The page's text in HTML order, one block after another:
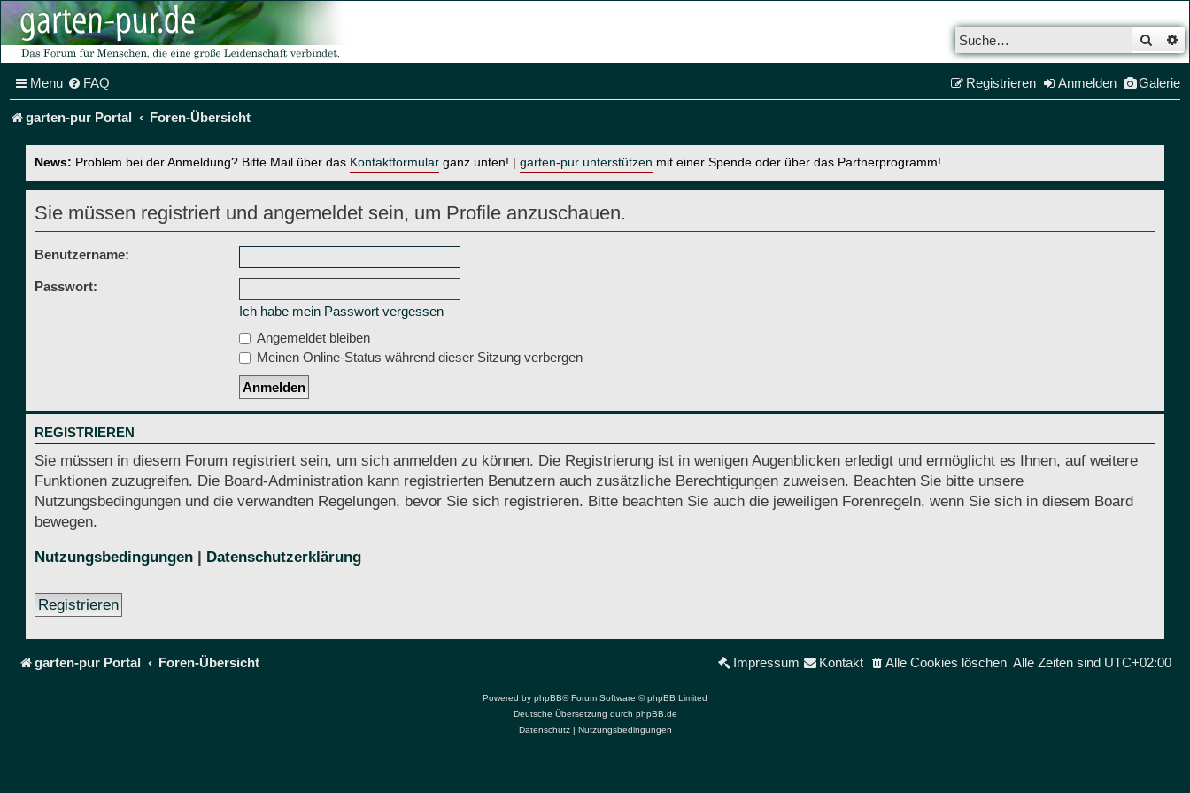
Menu FAQ Galerie
Anmelden
Registrieren
garten-pur Portal Foren-Übersicht
News: Problem bei der Anmeldung? Bitte Mail über das Kontaktformular ganz unten! | garten-pur unterstützen mit einer Spende oder über das Partnerprogramm!
Sie müssen registriert und angemeldet sein, um Profile anzuschauen.
Benutzername:
Passwort:
Ich habe mein Passwort vergessen
Angemeldet bleiben
Meinen Online-Status während dieser Sitzung verbergen
REGISTRIEREN
Sie müssen in diesem Forum registriert sein, um sich anmelden zu können. Die Registrierung ist in wenigen Augenblicken erledigt und ermöglicht es Ihnen, auf weitere
Funktionen zuzugreifen. Die Board-Administration kann registrierten Benutzern auch zusätzliche Berechtigungen zuweisen. Beachten Sie bitte unsere
Nutzungsbedingungen und die verwandten Regelungen, bevor Sie sich registrieren. Bitte beachten Sie auch die jeweiligen Forenregeln, wenn Sie sich in diesem Board
bewegen.
Nutzungsbedingungen | Datenschutzerklärung
Registrieren
garten-pur Portal Foren-Übersicht Alle Zeiten sind UTC+02:00
Alle Cookies löschen
Impressum Kontakt
Powered by phpBB® Forum Software © phpBB Limited
Deutsche Übersetzung durch phpBB.de
Datenschutz| Nutzungsbedingungen